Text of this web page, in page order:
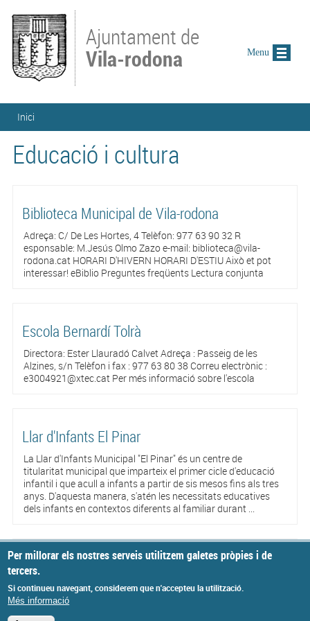
Ajuntament de
Vila-rodona
Esteu aquí
Inici
Educació i cultura
Biblioteca Municipal de Vila-rodona
Adreça: C/ De Les Hortes, 4 Telèfon: 977 63 90 32 R
esponsable: M.Jesús Olmo Zazo e-mail: biblioteca@vila-
rodona.cat HORARI D'HIVERN HORARI D'ESTIU Això et pot
interessar! eBiblio Preguntes freqüents Lectura conjunta
Escola Bernardí Tolrà
Directora: Ester Llauradó Calvet Adreça : Passeig de les
Alzines, s/n Telèfon i fax : 977 63 80 38 Correu electrònic :
e3004921@xtec.cat Per més informació sobre l'escola
Llar d'Infants El Pinar
La Llar d'Infants Municipal "El Pinar" és un centre de
titularitat municipal que imparteix el primer cicle d'educació
infantil i que acull a infants a partir de sis mesos fins als tres
anys. D'aquesta manera, s'atén les necessitats educatives
dels infants en contextos diferents al familiar durant ...
Ajuts estudis postobligatoris
Menu
Per millorar els nostres serveis utilitzem galetes pròpies i de
tercers.
Si continueu navegant, considerem que n'accepteu la utilització.
Més informació